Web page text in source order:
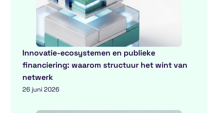
Innovatie-ecosystemen en publieke
financiering: waarom structuur het wint van
netwerk
26 juni 2026